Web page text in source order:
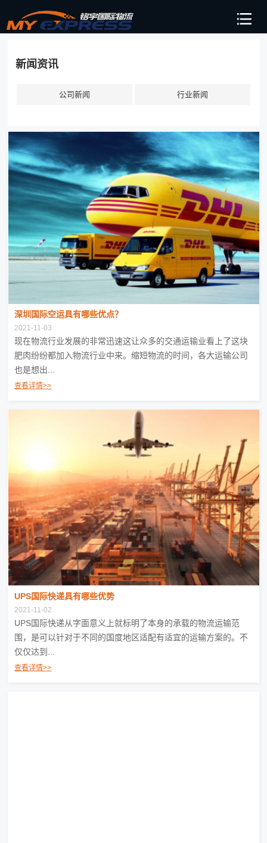
新闻资讯
公司新闻 行业新闻
深圳国际空运具有哪些优点？
2021-11-03
现在物流行业发展的非常迅速这让众多的交通运输业看上了这块
肥肉纷纷都加入物流行业中来。缩短物流的时间，各大运输公司
也是想出...
查看详情>>
UPS国际快递具有哪些优势
2021-11-02
UPS国际快递从字面意义上就标明了本身的承载的物流运输范
围，是可以针对于不同的国度地区适配有适宜的运输方案的。不
仅仅达到...
查看详情>>